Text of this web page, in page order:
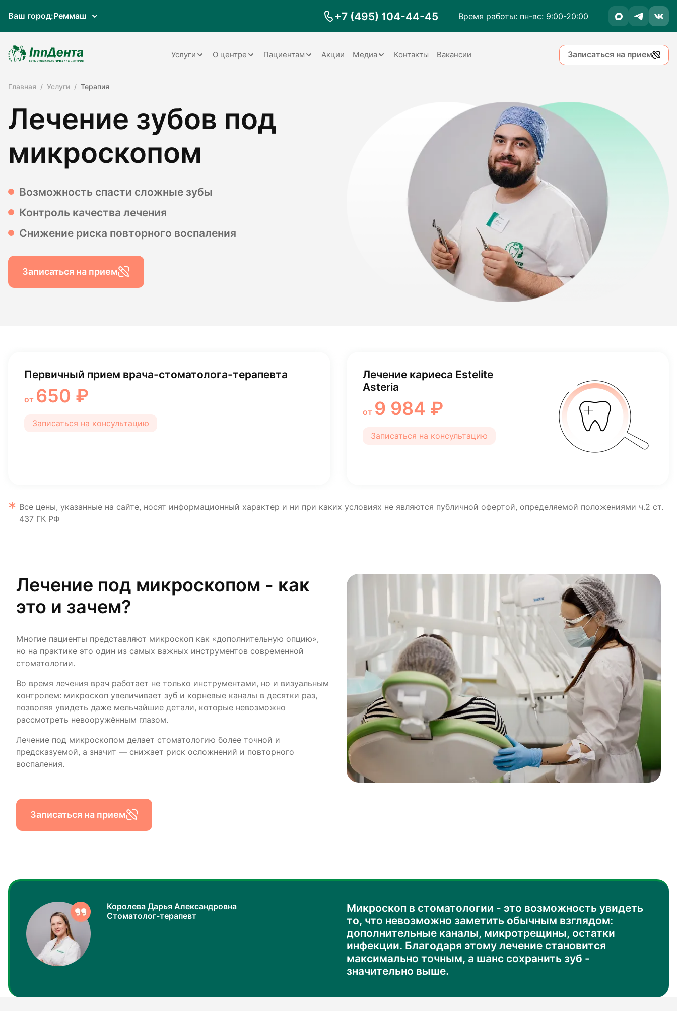
Ваш город:Реммаш +7 (495) 104-44-45 Время работы: пн-вс: 9:00-20:00
Услуги
Имплантация
Ортодонтия
Хирургия
Гигиена полости рта
О центре
Наше оборудование
Пациентам
Правила для пациентов
Акции Медиа Контакты Вакансии Записаться на прием
Главная Услуги Терапия
Лечение зубов под
микроскопом
Возможность спасти сложные зубы
Контроль качества лечения
Снижение риска повторного воспаления
Записаться на прием
Первичный прием врача-стоматолога-терапевта
от 650 ₽
Записаться на консультацию
Лечение кариеса Estelite
Asteria
от 9 984 ₽
Записаться на консультацию
Все цены, указанные на сайте, носят информационный характер и ни при каких условиях не являются публичной офертой, определяемой положениями ч.2 ст.
437 ГК РФ
Лечение под микроскопом - как
это и зачем?
Многие пациенты представляют микроскоп как «дополнительную опцию»,
но на практике это один из самых важных инструментов современной
стоматологии.
Во время лечения врач работает не только инструментами, но и визуальным
контролем: микроскоп увеличивает зуб и корневые каналы в десятки раз,
позволяя увидеть даже мельчайшие детали, которые невозможно
рассмотреть невооружённым глазом.
Лечение под микроскопом делает стоматологию более точной и
предсказуемой, а значит — снижает риск осложнений и повторного
воспаления.
Записаться на прием
Королева Дарья Александровна
Стоматолог-терапевт
Микроскоп в стоматологии - это возможность увидеть
то, что невозможно заметить обычным взглядом:
дополнительные каналы, микротрещины, остатки
инфекции. Благодаря этому лечение становится
максимально точным, а шанс сохранить зуб -
значительно выше.